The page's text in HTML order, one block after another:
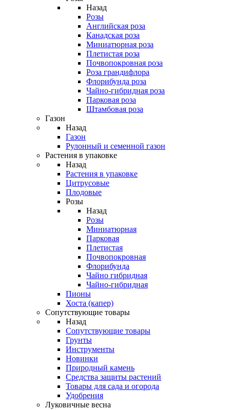
Назад
Розы
Английская роза
Канадская роза
Миниатюрная роза
Плетистая роза
Почвопокровная роза
Роза грандифлора
Флорибунда роза
Чайно-гибридная роза
Парковая роза
Штамбовая роза
Газон
Назад
Газон
Рулонный и семенной газон
Растения в упаковке
Назад
Растения в упаковке
Цитрусовые
Плодовые
Розы
Назад
Розы
Миниатюрная
Парковая
Плетистая
Почвопокровная
Флорибунда
Чайно гибридная
Чайно-гибридная
Пионы
Хоста (капер)
Сопутствующие товары
Назад
Сопутствующие товары
Грунты
Инструменты
Новинки
Природный камень
Средства защиты растений
Товары для сада и огорода
Удобрения
Луковичные весна